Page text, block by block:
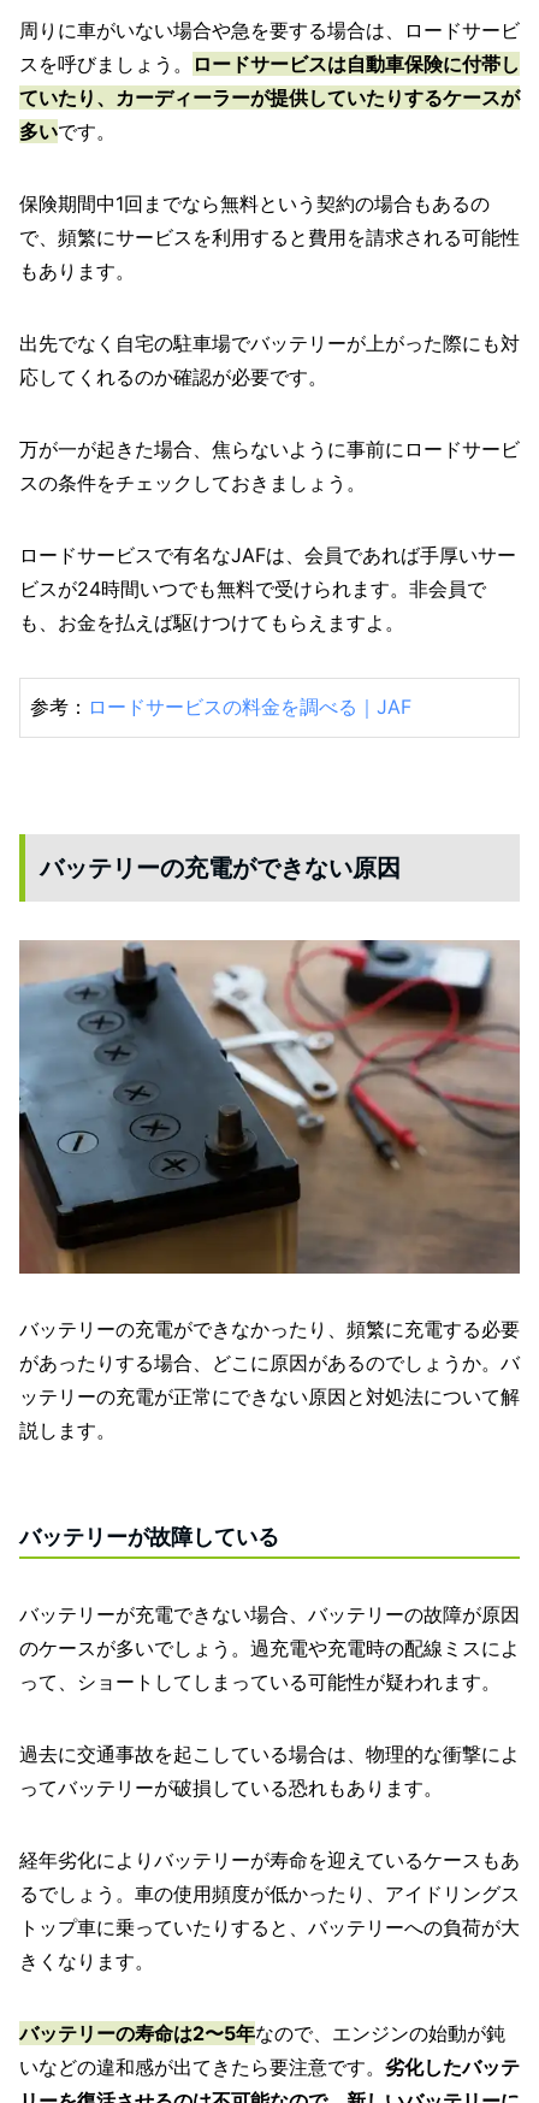
周りに車がいない場合や急を要する場合は、ロードサービ
スを呼びましょう。
ロードサービスは自動車保険に付帯し
ていたり、カーディーラーが提供していたりするケースが
多いです。
保険期間中1回までなら無料という契約の場合もあるの
で、頻繁にサービスを利用すると費用を請求される可能性
もあります。
出先でなく自宅の駐車場でバッテリーが上がった際にも対
応してくれるのか確認が必要です。
万が一が起きた場合、焦らないように事前にロードサービ
スの条件をチェックしておきましょう。
ロードサービスで有名なJAFは、会員であれば手厚いサー
ビスが24時間いつでも無料で受けられます。非会員で
も、お金を払えば駆けつけてもらえますよ。
参考： ロードサービスの料金を調べる｜JAF
バッテリーの充電ができない原因
バッテリーの充電ができなかったり、頻繁に充電する必要
があったりする場合、どこに原因があるのでしょうか。バ
ッテリーの充電が正常にできない原因と対処法について解
説します。
バッテリーが故障している
バッテリーが充電できない場合、バッテリーの故障が原因
のケースが多いでしょう。過充電や充電時の配線ミスによ
って、ショートしてしまっている可能性が疑われます。
過去に交通事故を起こしている場合は、物理的な衝撃によ
ってバッテリーが破損している恐れもあります。
経年劣化によりバッテリーが寿命を迎えているケースもあ
るでしょう。車の使用頻度が低かったり、アイドリングス
トップ車に乗っていたりすると、バッテリーへの負荷が大
きくなります。
バッテリーの寿命は2〜5年なので、エンジンの始動が鈍
いなどの違和感が出てきたら要注意です。 劣化したバッテ